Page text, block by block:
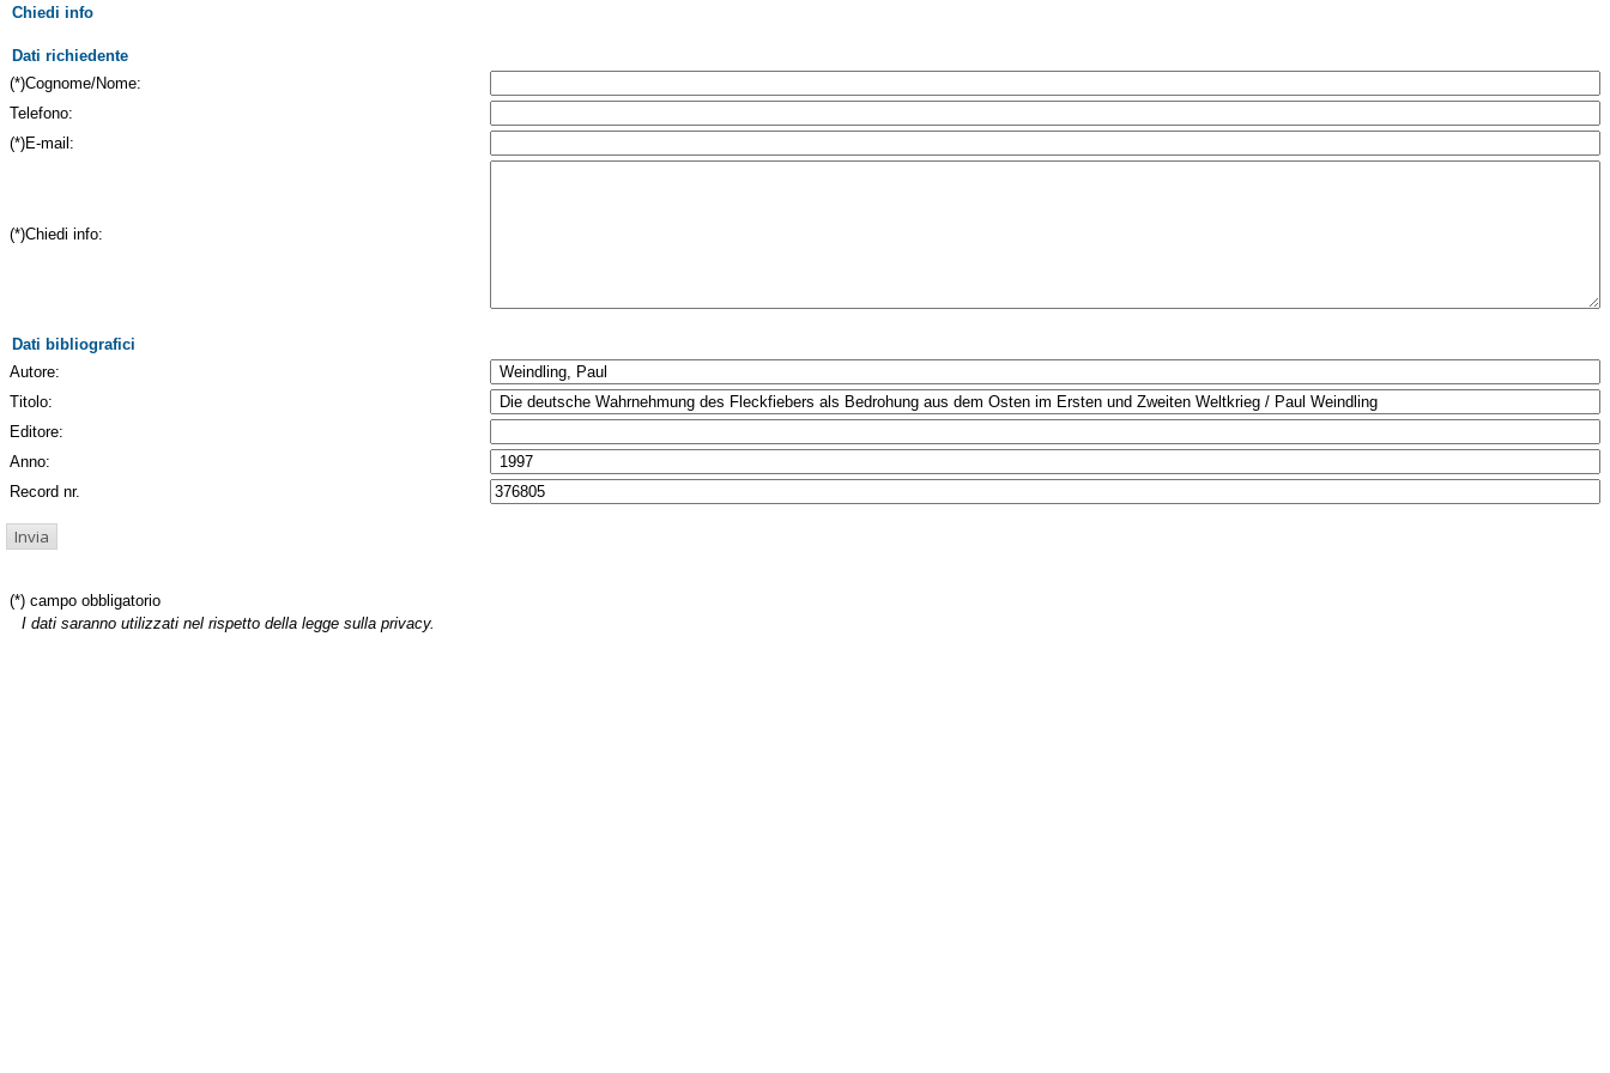
Chiedi info
Dati richiedente
(*)Cognome/Nome:
Telefono:
(*)E-mail:
(*)Chiedi info:
Dati bibliografici
Autore:
Titolo:
Editore:
Anno:
Record nr.
(*) campo obbligatorio
I dati saranno utilizzati nel rispetto della legge sulla privacy.